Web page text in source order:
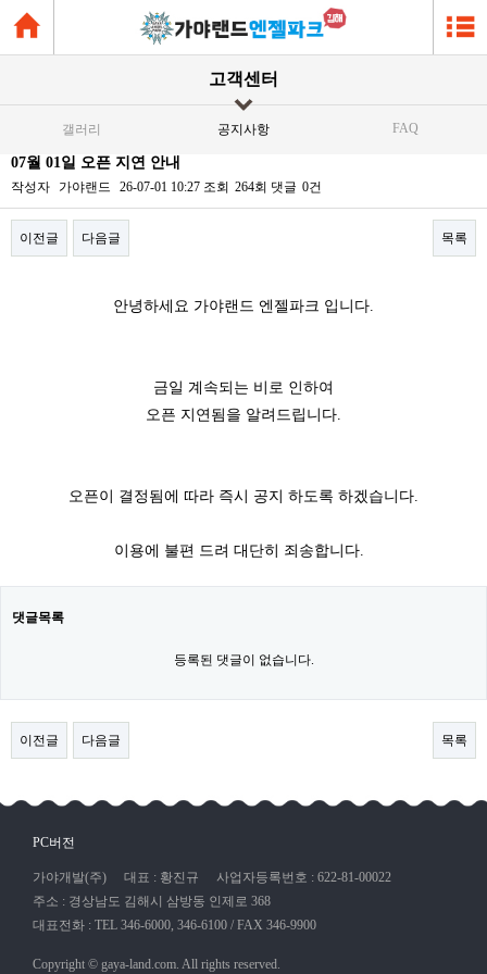
고객센터
갤러리 공지사항 FAQ
07월 01일 오픈 지연 안내
작성자 가야랜드 26-07-01 10:27 조회 264회 댓글 0건
이전글 다음글 목록
안녕하세요 가야랜드 엔젤파크 입니다.
금일 계속되는 비로 인하여
오픈 지연됨을 알려드립니다.
오픈이 결정됨에 따라 즉시 공지 하도록 하겠습니다.
이용에 불편 드려 대단히 죄송합니다.​
댓글목록
등록된 댓글이 없습니다.
이전글 다음글 목록
PC버전
가야개발(주) 대표 : 황진규
사업자등록번호 : 622-81-00022
주소 : 경상남도 김해시 삼방동 인제로 368
대표전화 : TEL 346-6000, 346-6100 / FAX 346-9900
Copyright © gaya-land.com. All rights reserved.